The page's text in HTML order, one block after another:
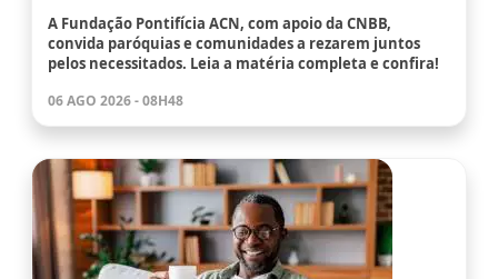
A Fundação Pontifícia ACN, com apoio da CNBB,
convida paróquias e comunidades a rezarem juntos
pelos necessitados. Leia a matéria completa e confira!
06 AGO 2026 - 08H48